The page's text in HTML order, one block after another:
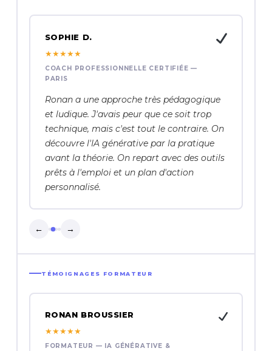
SOPHIE D.
★★★★★
COACH PROFESSIONNELLE CERTIFIÉE —
PARIS
Ronan a une approche très pédagogique
et ludique. J'avais peur que ce soit trop
technique, mais c'est tout le contraire. On
découvre l'IA générative par la pratique
avant la théorie. On repart avec des outils
prêts à l'emploi et un plan d'action
personnalisé.
← →
TÉMOIGNAGES FORMATEUR
RONAN BROUSSIER
★★★★★
FORMATEUR — IA GÉNÉRATIVE &